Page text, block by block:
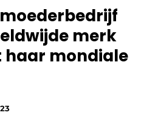
statement
merk
haar mondiale